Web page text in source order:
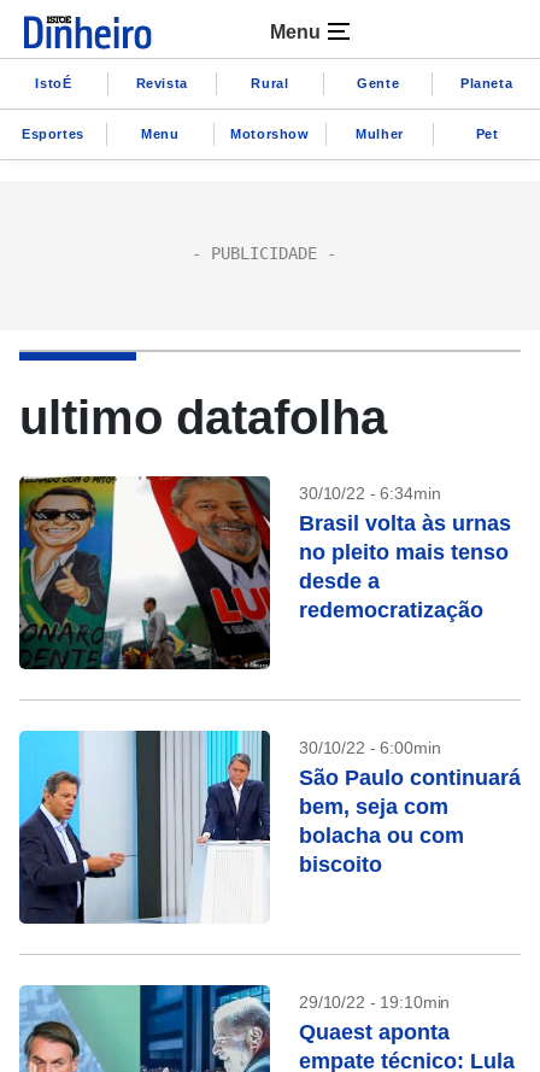
Menu
IstoÉ Revista Rural Gente Planeta
Esportes Menu Motorshow Mulher Pet
ultimo datafolha
30/10/22 - 6:34min
Brasil volta às urnas
no pleito mais tenso
desde a
redemocratização
30/10/22 - 6:00min
São Paulo continuará
bem, seja com
bolacha ou com
biscoito
29/10/22 - 19:10min
Quaest aponta
empate técnico: Lula